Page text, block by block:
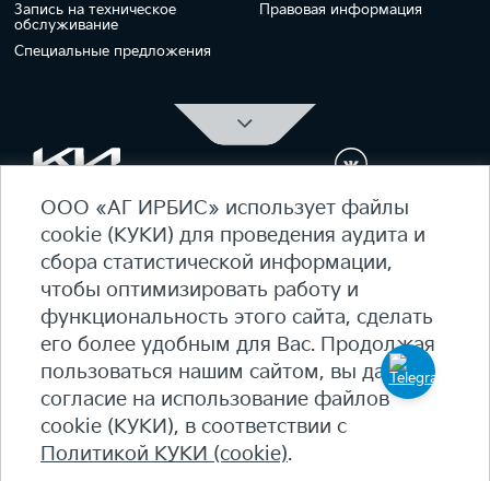
Запись на техническое
обслуживание
Специальные предложения
Правовая информация
ОФИЦИАЛЬНЫЙ ДИЛЕР Kia Ирбис
ежедневно 09:00 - 21:00
7 (495) 476-39-64
Карта сайта
Политика конфиденциальности
Политика КУКИ (cookie)
+7(495) 644-18-18
© 2026 Студеный пр-д, 7Б - 90 км МКАД, внутренняя
сторона​
ООО «АГ ИРБИС» использует файлы
cookie (КУКИ) для проведения аудита и
сбора статистической информации,
чтобы оптимизировать работу и
функциональность этого сайта, сделать
его более удобным для Вас. Продолжая
пользоваться нашим сайтом, вы даете
согласие на использование файлов
cookie (КУКИ), в соответствии с
Политикой КУКИ (cookie).